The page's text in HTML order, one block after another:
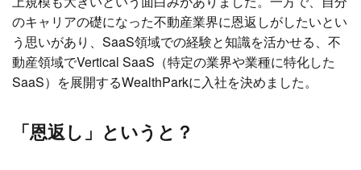
のキャリアの礎になった不動産業界に恩返しがしたいとい
う思いがあり、SaaS領域での経験と知識を活かせる、不
動産領域でVertical SaaS（特定の業界や業種に特化した
SaaS）を展開するWealthParkに入社を決めました。
「恩返し」というと？